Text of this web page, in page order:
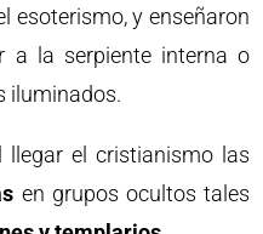
esoterismo, y enseñaron
a la serpiente interna o
iluminados.
llegar el cristianismo las
en grupos ocultos tales